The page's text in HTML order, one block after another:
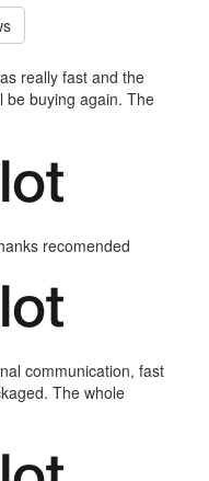
really fast and the
buying again. The